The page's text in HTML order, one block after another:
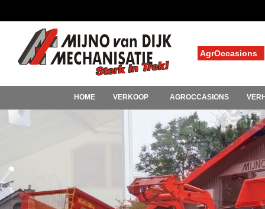
AgrOccasions
HOME VERKOOP AGROCCASIONS